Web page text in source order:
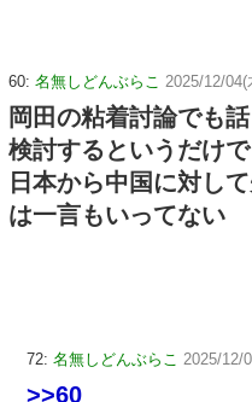
60: 名無しどんぶらこ 2025/12/
岡田の粘着討論でも
検討するというだけで
日本から中国に対し
は一言もいってない
72: 名無しどんぶらこ 2025/12/
>>60